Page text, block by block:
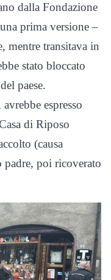
dalla Fondazione
prima versione –
mentre transitava in
stato bloccato
paese.
espresso
di Riposo
(causa
poi ricoverato